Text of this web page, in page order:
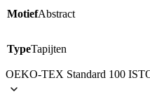
MotiefAbstract
TypeTapijten
OEKO-TEX Standard 100